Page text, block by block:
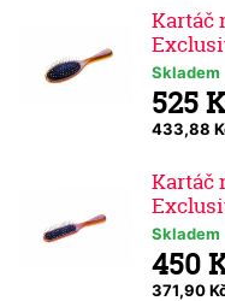
Kartáč
Skladem
525
433,88
Kartáč
Skladem
450
371,90